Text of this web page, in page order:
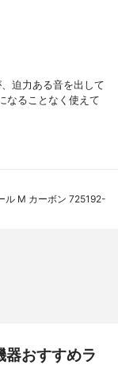
迫力ある音を出して
なることなく使えて
ル M カーボン 725192-
器おすすめラ